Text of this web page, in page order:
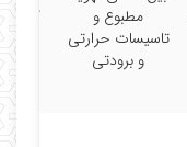
مطبوع و
تاسیسات حرارتی
و برودتی
9-27